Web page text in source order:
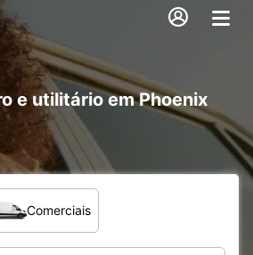
e utilitário em Phoenix
pretende?
Comerciais